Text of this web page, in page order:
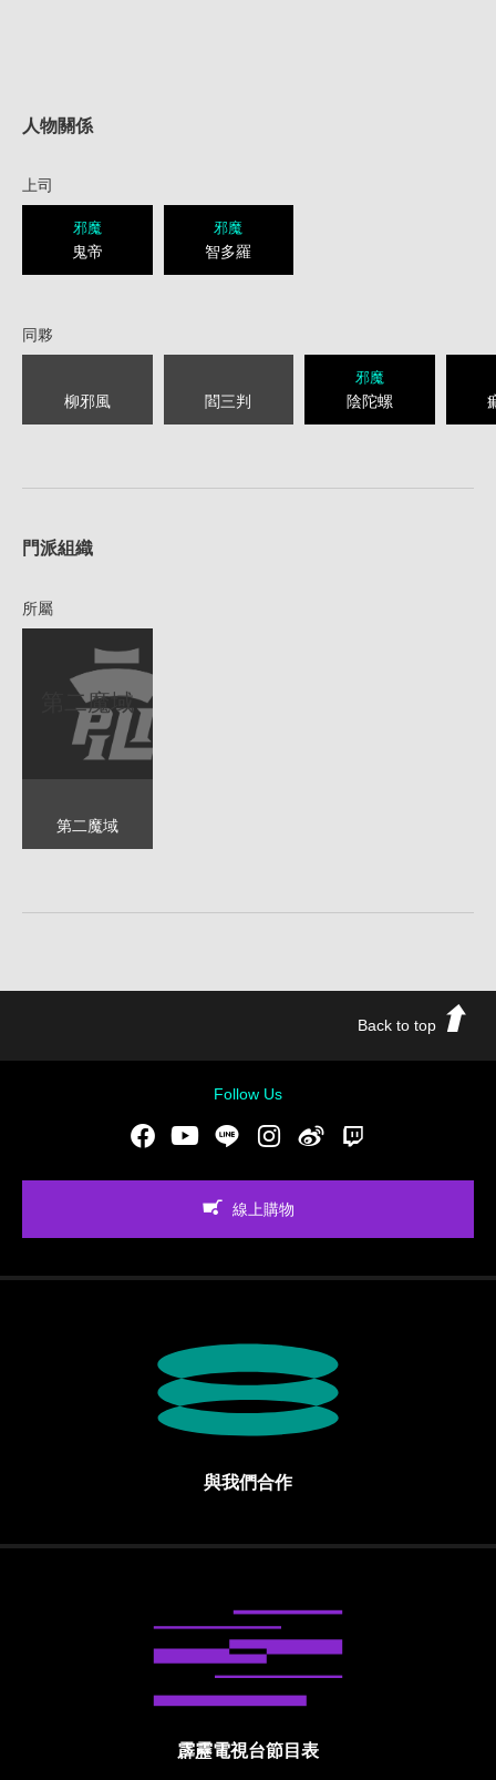
人物關係
上司
邪魔
鬼帝
邪魔
智多羅
同夥
柳邪風 閻三判
邪魔
陰陀螺
門派組織
所屬
第二魔域
第二魔域
Back to top
Follow Us
FacebookYoutubeLINE Instgram新浪微博
線上購物
與我們合作
霹靂電視台節目表